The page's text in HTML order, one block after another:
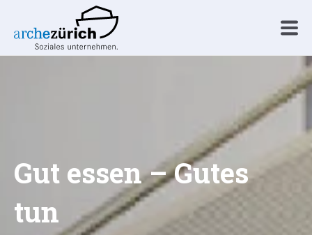
Gut essen – Gutes
tun